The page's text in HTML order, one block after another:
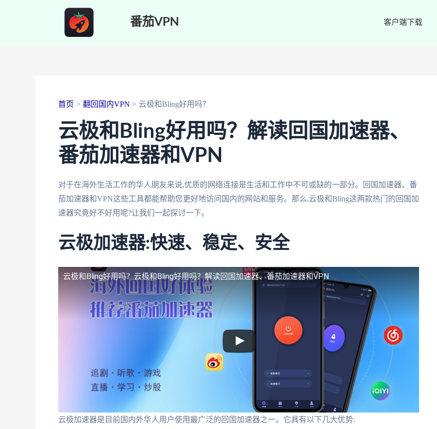
番茄VPN 客户端下载
首页 翻回国内VPN 云极和Bling好用吗？
云极和Bling好用吗？解读回国加速器、
番茄加速器和VPN
对于在海外生活工作的华人朋友来说,优质的网络连接是生活和工作中不可或缺的一部分。回国加速器、番
茄加速器和VPN这些工具都能帮助您更好地访问国内的网站和服务。那么,云极和Bling这两款热门的回国加
速器究竟好不好用呢?让我们一起探讨一下。
云极加速器:快速、稳定、安全
云极和Bling好用吗？云极和Bling好用吗？解读回国加速器、番茄加速器和VPN
云极加速器是目前国内外华人用户使用最广泛的回国加速器之一。它具有以下几大优势: